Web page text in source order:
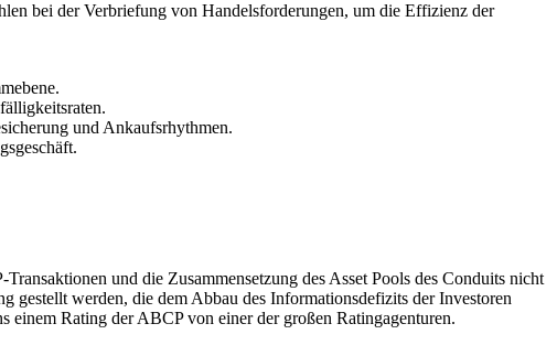
bei der Verbriefung von Handelsforderungen, um die Effizienz der
und Ankaufsrhythmen.
und die Zusammensetzung des Asset Pools des Conduits nicht
gestellt werden, die dem Abbau des Informationsdefizits der Investoren
einem Rating der ABCP von einer der großen Ratingagenturen.